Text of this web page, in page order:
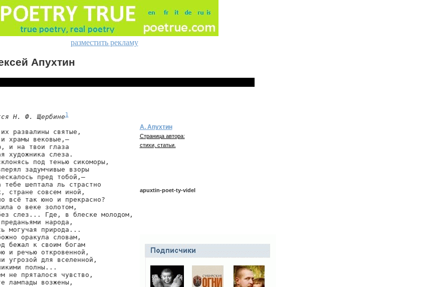
разместить рекламу
Апухтин
Н. Ф. Щербине1
развалины святые,
храмы вековые,—
и на твои глаза
художника слеза.
под тенью сикоморы,
задумчивые взоры
пред тобой,—
тебе шептала ль страстно
стране совсем иной,
всё так юно и прекрасно?
о веке золотом,
слез... Где, в блеске молодом,
народа,
могучая природа...
оракула словам,
бежал к своим богам
и речью откровенной,
угрозой для вселенной,
полны...
не пряталося чувство,
лампады возжены,
А. Апухтин
Страница автора:
стихи, статьи.
apuxtin-poet-ty-videl